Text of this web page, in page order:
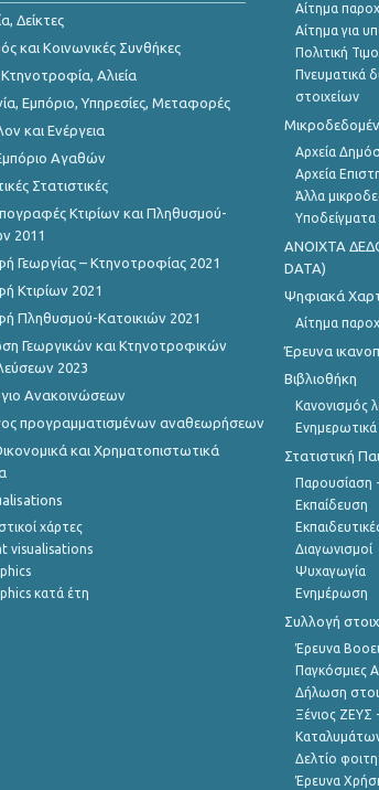
Δείκτες
και Κοινωνικές Συνθήκες
Αλιεία
Εμπόριο, Υπηρεσίες, Μεταφορές
και Ενέργεια
Αγαθών
Στατιστικές
Κτιρίων και Πληθυσμού-
2011
Γεωργίας – Κτηνοτροφίας 2021
Κτιρίων 2021
Πληθυσμού-Κατοικιών 2021
Γεωργικών και Κτηνοτροφικών
2023
Ανακοινώσεων
προγραμματισμένων αναθεωρήσεων
και Χρηματοπιστωτικά
χάρτες
visualisations
κατά έτη
Αίτημα
Αίτημα για
Πολιτική
Πνευματικά
στοιχείων
Αρχεία
Αρχεία
Άλλα
Υποδείγματα
ANOIXTA
DATA)
Ψηφιακά
Αίτημα
Έρευνα
Βιβλιοθήκη
Κανονισμός
Ενημερωτικά
Στατιστική
Παρουσίαση
Εκπαίδευση
Διαγωνισμοί
Ψυχαγωγία
Ενημέρωση
Συλλογή
Έρευνα
Παγκόσμιες
Δήλωση
Ξένιος ΖΕΥΣ
Δελτίο
Έρευνα